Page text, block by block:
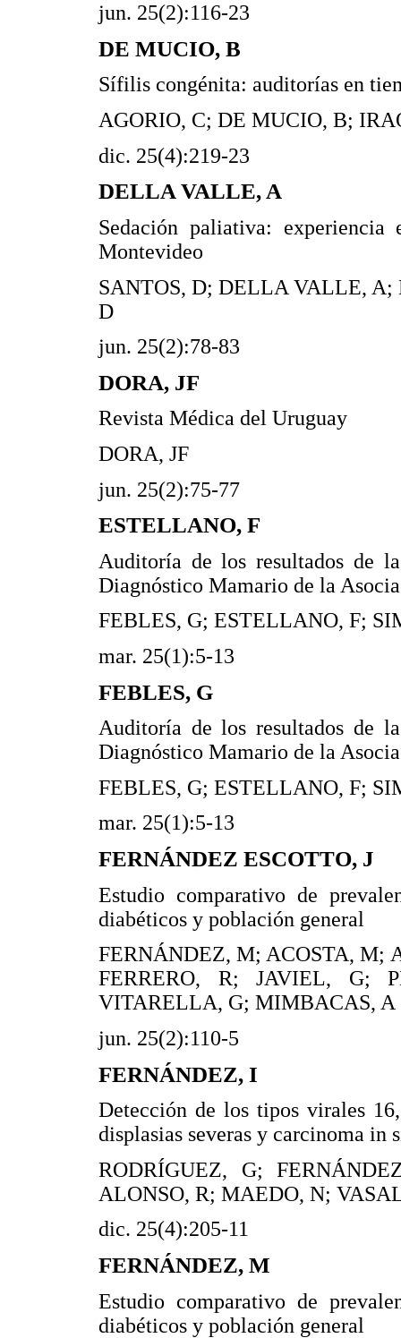
jun. 25(2):116-23
DE MUCIO, B
Sífilis congénita: auditorías en
AGORIO, C; DE MUCIO, B;
dic. 25(4):219-23
DELLA VALLE, A
Sedación paliativa:
Montevideo
SANTOS, D; DELLA VALLE,
D
jun. 25(2):78-83
DORA, JF
Revista Médica del Uruguay
DORA, JF
jun. 25(2):75-77
ESTELLANO, F
Auditoría de los resultados de
Diagnóstico Mamario de la
FEBLES, G; ESTELLANO, F;
mar. 25(1):5-13
FEBLES, G
Auditoría de los resultados de
Diagnóstico Mamario de la
FEBLES, G; ESTELLANO, F;
mar. 25(1):5-13
FERNÁNDEZ ESCOTTO, J
Estudio comparativo de
diabéticos y población general
FERNÁNDEZ, M; ACOSTA, M;
FERRERO, R; JAVIEL, G;
VITARELLA, G; MIMBACAS, A
jun. 25(2):110-5
FERNÁNDEZ, I
Detección de los tipos virales
displasias severas y carcinoma in
RODRÍGUEZ, G;
ALONSO, R; MAEDO, N;
dic. 25(4):205-11
FERNÁNDEZ, M
Estudio comparativo de
diabéticos y población general